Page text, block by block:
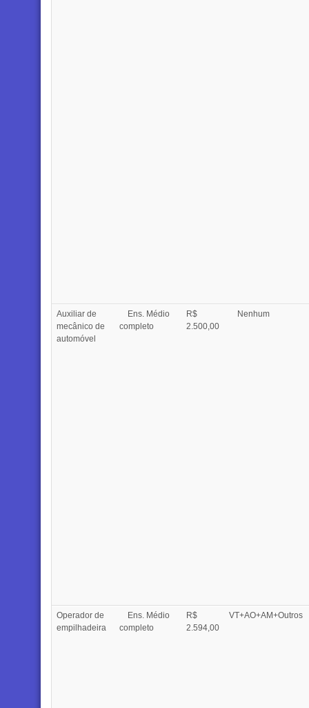
Auxiliar de
mecânico de
automóvel
Ens. Médio
completo
R$
2.500,00
Nenhum
Operador de
empilhadeira
Ens. Médio
completo
R$
2.594,00
VT+AO+AM+Outros